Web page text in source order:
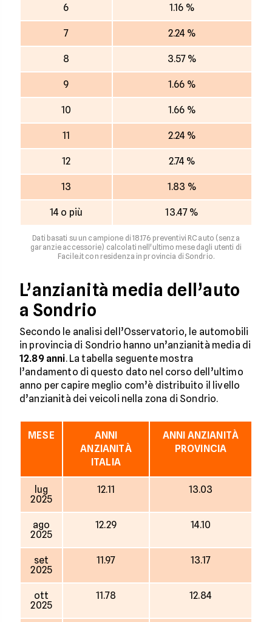
6 1.16 %
7 2.24 %
8 3.57 %
9 1.66 %
10 1.66 %
11 2.24 %
12 2.74 %
13 1.83 %
14 o più 13.47 %
Dati basati su un campione di 18.176 preventivi RC auto (senza
garanzie accessorie) calcolati nell'ultimo mese dagli utenti di
Facile.it con residenza in provincia di Sondrio.
L’anzianità media dell’auto
a Sondrio
Secondo le analisi dell’Osservatorio, le automobili
in provincia di Sondrio hanno un’anzianità media di
12.89 anni. La tabella seguente mostra
l’andamento di questo dato nel corso dell’ultimo
anno per capire meglio com’è distribuito il livello
d’anzianità dei veicoli nella zona di Sondrio.
MESE
ANNI
ANZIANITÀ
ITALIA
ANNI ANZIANITÀ
PROVINCIA
lug
2025
12.11 13.03
ago
2025
12.29 14.10
set
2025
11.97 13.17
ott
2025
11.78 12.84